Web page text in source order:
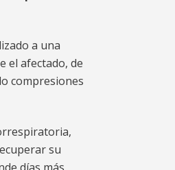
a una
el afectado, de
compresiones
su